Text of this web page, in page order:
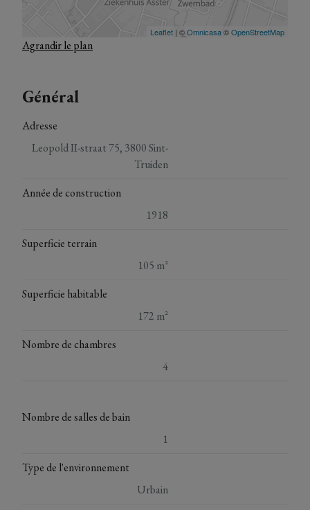
Agrandir le plan
Général
Adresse
Leopold II-straat 75, 3800 Sint-
Truiden
Année de construction
1918
Superficie terrain
105 m²
Superficie habitable
172 m²
Nombre de chambres
4
Nombre de salles de bain
1
Type de l'environnement
Urbain